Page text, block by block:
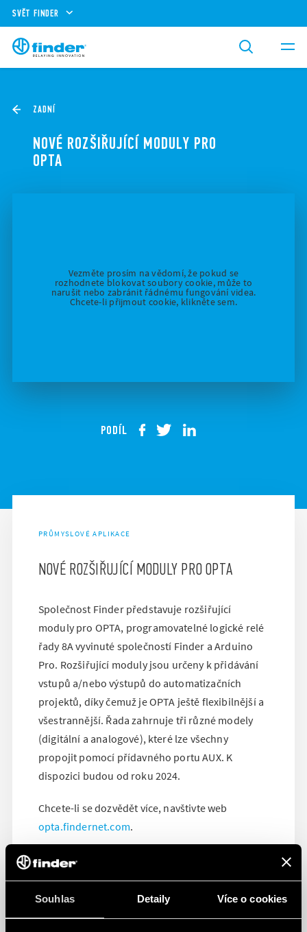
Souhlas Detaily Více o cookies
SVĚT FINDER
ZADNÍ
NOVÉ ROZŠIŘUJÍCÍ MODULY PRO
OPTA
Vezměte prosím na vědomí, že pokud se
rozhodnete blokovat soubory cookie, může to
narušit nebo zabránit řádnému fungování videa.
Chcete-li přijmout cookie, klikněte sem.
PODÍL
PRŮMYSLOVÉ APLIKACE
NOVÉ ROZŠIŘUJÍCÍ MODULY PRO OPTA
Společnost Finder představuje rozšiřující
moduly pro OPTA, programovatelné logické relé
řady 8A vyvinuté společností Finder a Arduino
Pro. Rozšiřující moduly jsou určeny k přidávání
vstupů a/nebo výstupů do automatizačních
projektů, díky čemuž je OPTA ještě flexibilnější a
všestrannější. Řada zahrnuje tři různé modely
(digitální a analogové), které lze všechny
propojit pomocí přídavného portu AUX. K
dispozici budou od roku 2024.
Chcete-li se dozvědět více, navštivte web
opta.findernet.com.